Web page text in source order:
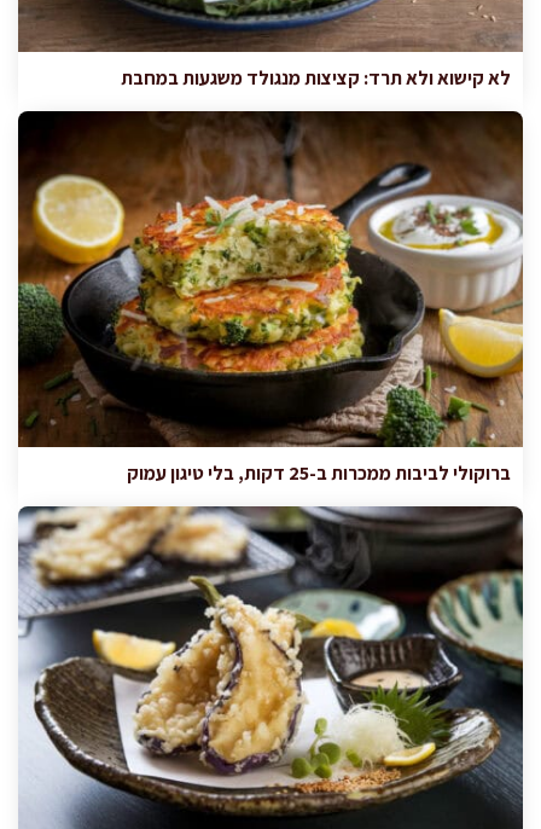
לא קישוא ולא תרד: קציצות מנגולד משגעות במחבת
ברוקולי לביבות ממכרות ב-25 דקות, בלי טיגון עמוק